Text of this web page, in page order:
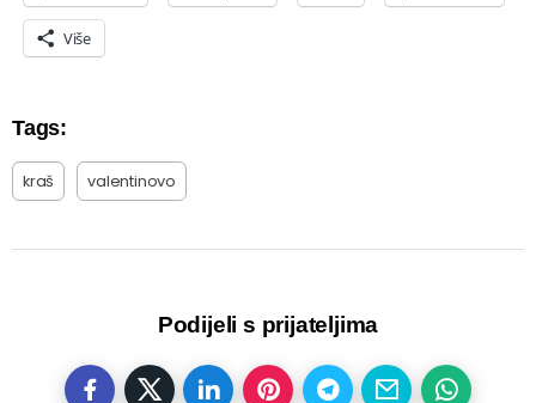
Više
Tags:
kraš valentinovo
Podijeli s prijateljima